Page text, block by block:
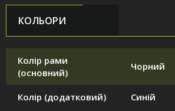
КОЛЬОРИ
Колір рами
(основний)
Чорний
Колір (додатковий) Синій